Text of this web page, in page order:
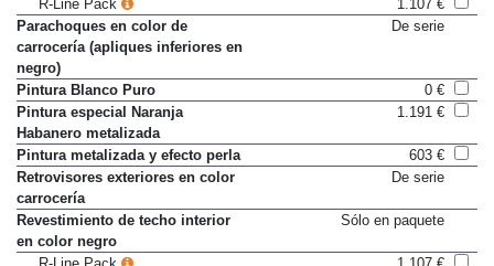
R-Line Pack
1.107 €
Parachoques en color de
carrocería (apliques inferiores en
negro)
Pintura Blanco Puro
0 €
Pintura especial Naranja
Habanero metalizada
Pintura metalizada y efecto perla
603 €
Retrovisores exteriores en color
carrocería
Revestimiento de techo interior
en color negro